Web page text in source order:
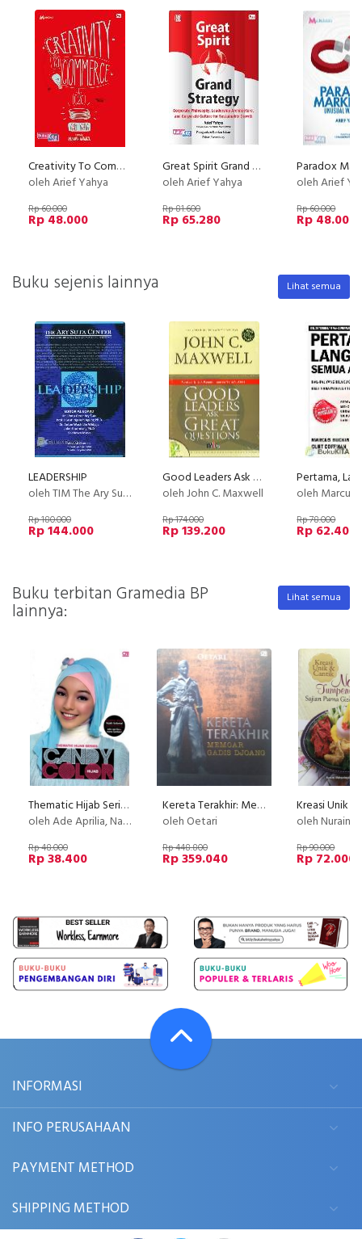
Creativity To Commerce
oleh Arief Yahya
Rp 60.000
Rp 48.000
Great Spirit Grand Strategy 2013
oleh Arief Yahya
Rp 81.600
Rp 65.280
Paradox
oleh Arief
Rp 60.000
Rp 48.000
Buku sejenis lainnya Lihat semua
LEADERSHIP
oleh TIM The Ary Suta Center
Rp 180.000
Rp 144.000
Good Leaders Ask Great Questions: Fondasi Untuk Kepemimpinan
oleh John C. Maxwell
Rp 174.000
Rp 139.200
oleh Marcus Buckingham &
Rp 78.000
Rp 62.400
Buku terbitan Gramedia BP
lainnya:
Lihat semua
Thematic Hijab Series: Candy Color Hijab (Disc 50%)
oleh Ade Aprilia, Nana Lystiani
Rp 48.000
Rp 38.400
Kereta Terakhir: Memoar Gadis Djoang (Disc 50%)
oleh Oetari
Rp 448.800
Rp 359.040
oleh Nuraini
Rp 90.000
Rp 72.000
INFORMASI
INFO PERUSAHAAN
PAYMENT METHOD
SHIPPING METHOD